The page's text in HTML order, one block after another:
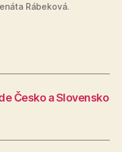
Rábeková.
Česko a Slovensko